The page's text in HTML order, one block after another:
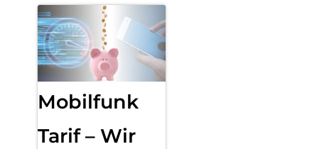
Mobilfunk
Tarif – Wir